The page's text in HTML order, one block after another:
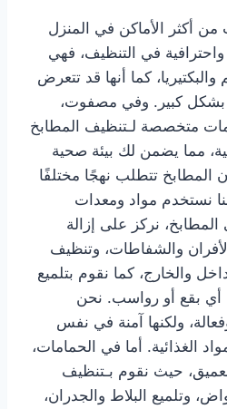
من أكثر الأماكن في المنزل
في التنظيف، فهي
والبكتيريا، كما أنها قد تتعرض
بشكل كبير. وفي مصفوت،
متخصصة لـتنظيف المطابخ
مما يضمن لك بيئة صحية
المطابخ تتطلب نهجًا مختلفًا
نستخدم مواد ومعدات
نركز على إزالة
والشفاطات، وتنظيف
والخارج، كما نقوم بتلميع
أي بقع أو رواسب. نحن
ولكنها آمنة في نفس
الغذائية. أما في الحمامات،
حيث نقوم بـتنظيف
وتلميع البلاط والجدران،